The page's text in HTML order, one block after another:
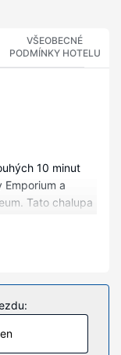
VŠEOBECNÉ
PODMÍNKY HOTELU
10 minut
a
Tato chalupa
patří trouby a
má
mikrovlnná